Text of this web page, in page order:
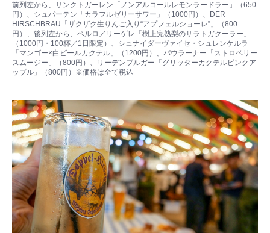
前列左から、サンクトガーレン「ノンアルコールレモンラードラー」（650
円）、シュパーテン「カラフルゼリーサワー」（1000円）、DER
HIRSCHBRAU「ザクザク生りんご入り“アプフェルショーレ”」（800
円）、後列左から、ベルロ／リーゲレ「樹上完熟梨のサラトガクーラー」
（1000円・100杯／1日限定）、シュナイダーヴァイセ・シュレンケルラ
「マンゴー×白ビールカクテル」（1200円）、パウラーナー「ストロベリー
スムージー」（800円）、リーデンブルガー「グリッターカクテルピンクア
ップル」（800円）※価格は全て税込